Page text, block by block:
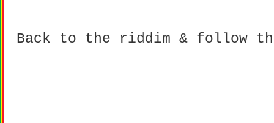
Back to the riddim & follow